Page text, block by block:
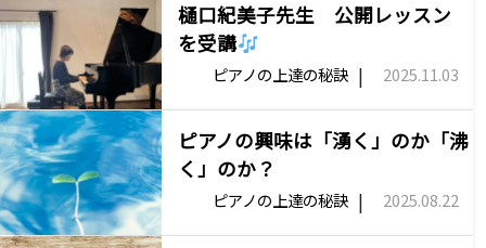
樋口紀美子先生 公開レッスン
を受講
ピアノの上達の秘訣 | 2025.11.03
ピアノの興味は「湧く」のか「沸
く」のか？
ピアノの上達の秘訣 | 2025.08.22